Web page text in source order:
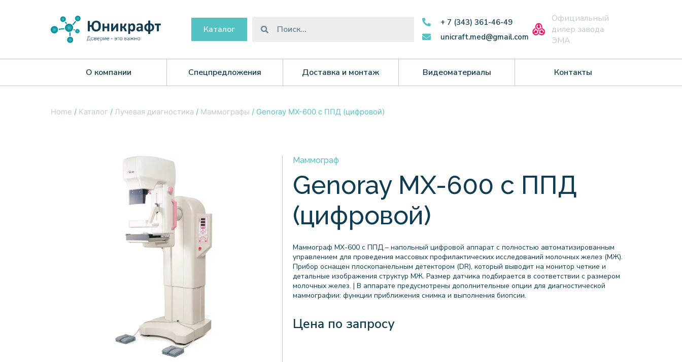
Каталог
+ 7 (343) 361-46-49
unicraft.med@gmail.com
Официальный
дилер завода
ЭМА
О компании Спецпредложения Доставка и монтаж Видеоматериалы Контакты
Home / Каталог / Лучевая диагностика / Маммографы / Genoray MX-600 с ППД (цифровой)
Маммограф
Genoray MX-600 с ППД
(цифровой)
Маммограф MX-600 с ППД – напольный цифровой аппарат с полностью автоматизированным
управлением для проведения массовых профилактических исследований молочных желез (МЖ).
Прибор оснащен плоскопанельным детектором (DR), который выводит на монитор четкие и
детальные изображения структур МЖ. Размер датчика подбирается в соответствии с размером
молочных желез. | В аппарате предусмотрены дополнительные опции для диагностической
маммографии: функции приближения снимка и выполнения биопсии.
Цена по запросу